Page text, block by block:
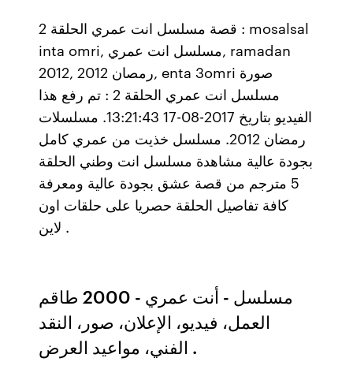
قصة مسلسل انت عمري الحلقة 2 : mosalsal
inta omri, مسلسل انت عمري, ramadan
2012, رمصان 2012, enta 3omri صورة
مسلسل انت عمري الحلقة 2 : تم رفع هذا
الفيديو بتاريخ 2017-08-17 13:21:43. مسلسلات
رمضان 2012. مسلسل خذيت من عمري كامل
بجودة عالية مشاهدة مسلسل انت وطني الحلقة
5 مترجم من قصة عشق بجودة عالية ومعرفة
كافة تفاصيل الحلقة حصريا على حلقات اون
لاين .
مسلسل - أنت عمري - 2000 طاقم
العمل، فيديو، الإعلان، صور، النقد
الفني، مواعيد العرض .